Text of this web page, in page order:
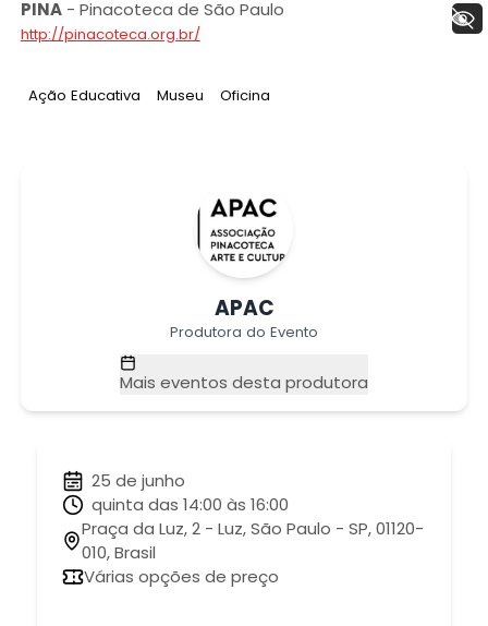
PINA- Pinacoteca de São Paulo
http://pinacoteca.org.br/
Tag:
Ação Educativa Tag:
Museu Tag:
Oficina
APAC
Produtora do Evento
Mais eventos desta produtora
25 de junho
quinta das 14:00 às 16:00
Praça da Luz, 2 - Luz, São Paulo - SP, 01120-
010, Brasil
Várias opções de preço
+ Acessibilidade